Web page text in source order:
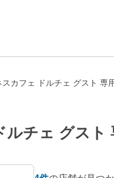
スカフェ ドルチェ グスト 専
チェ グス